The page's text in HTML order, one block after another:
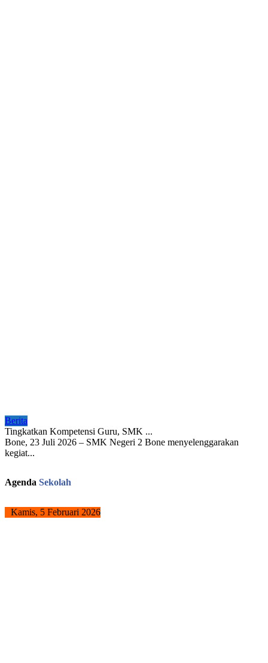
Berita
Tingkatkan Kompetensi Guru, SMK ...
Bone, 23 Juli 2026 – SMK Negeri 2 Bone menyelenggarakan
kegiat...
Agenda Sekolah
Kamis, 5 Februari 2026